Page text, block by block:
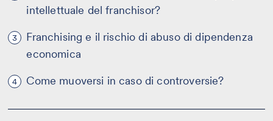
intellettuale del franchisor?
3
Franchising e il rischio di abuso di dipendenza
economica
4 Come muoversi in caso di controversie?